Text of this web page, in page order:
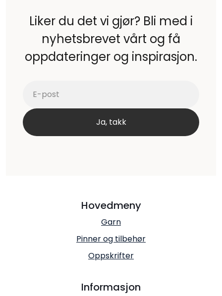
Liker du det vi gjør? Bli med i
nyhetsbrevet vårt og få
oppdateringer og inspirasjon.
Hovedmeny
Garn
Pinner og tilbehør
Oppskrifter
Informasjon